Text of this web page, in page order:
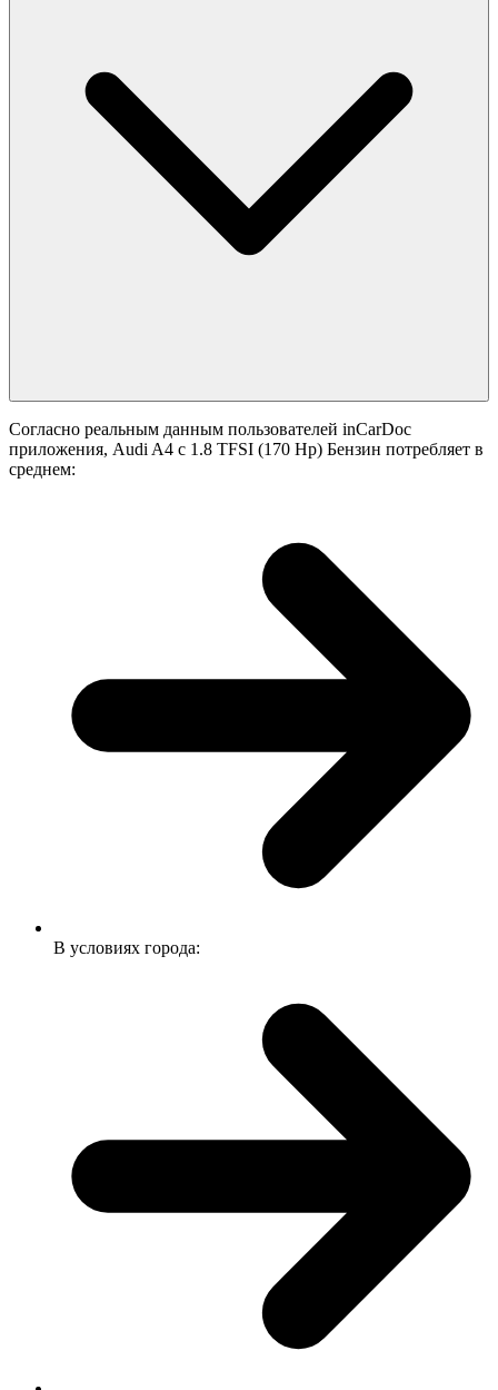
Согласно реальным данным пользователей inCarDoc
приложения, Audi A4 с 1.8 TFSI (170 Hp) Бензин потребляет в
среднем:
В условиях города: